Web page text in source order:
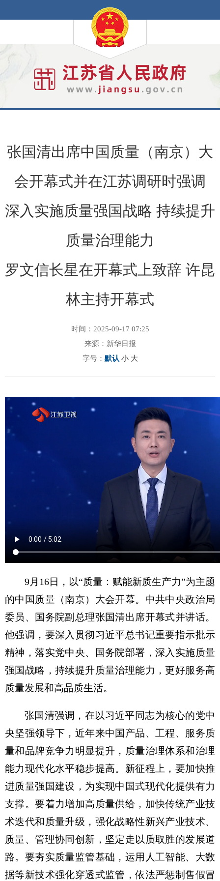
张国清出席中国质量（南京）大
会开幕式并在江苏调研时强调
深入实施质量强国战略 持续提升
质量治理能力
罗文信长星在开幕式上致辞 许昆
林主持开幕式
时间：2025-09-17 07:25
来源：新华日报
字号： 默认 小 大
9月16日，以“质量：赋能新质生产力”为主题
的中国质量（南京）大会开幕。中共中央政治局
委员、国务院副总理张国清出席开幕式并讲话。
他强调，要深入贯彻习近平总书记重要指示批示
精神，落实党中央、国务院部署，深入实施质量
强国战略，持续提升质量治理能力，更好服务高
质量发展和高品质生活。
张国清强调，在以习近平同志为核心的党中
央坚强领导下，近年来中国产品、工程、服务质
量和品牌竞争力明显提升，质量治理体系和治理
能力现代化水平稳步提高。新征程上，要加快推
进质量强国建设，为实现中国式现代化提供有力
支撑。要着力增加高质量供给，加快传统产业技
术迭代和质量升级，强化战略性新兴产业技术、
质量、管理协同创新，坚定走以质取胜的发展道
路。要夯实质量监管基础，运用人工智能、大数
据等新技术强化穿透式监管，依法严惩制售假冒